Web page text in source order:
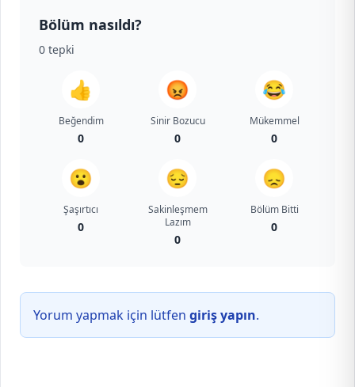
Bölüm nasıldı?
0 tepki
👍
Beğendim
0
😡
Sinir Bozucu
0
😂
Mükemmel
0
😮
Şaşırtıcı
0
😔
Sakinleşmem
Lazım
0
😞
Bölüm Bitti
0
Yorum yapmak için lütfen giriş yapın.